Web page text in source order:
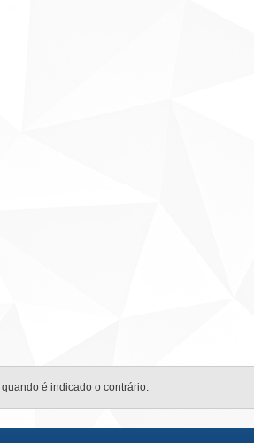
é indicado o contrário.